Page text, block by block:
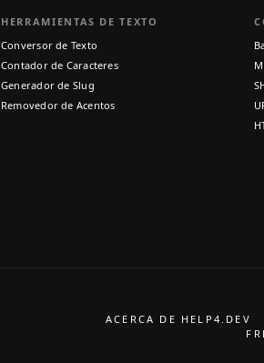
HERRAMIENTAS DE TEXTO
Conversor de Texto
Contador de Caracteres
Generador de Slug
Removedor de Acentos
ACERCA DE HELP4.DEV